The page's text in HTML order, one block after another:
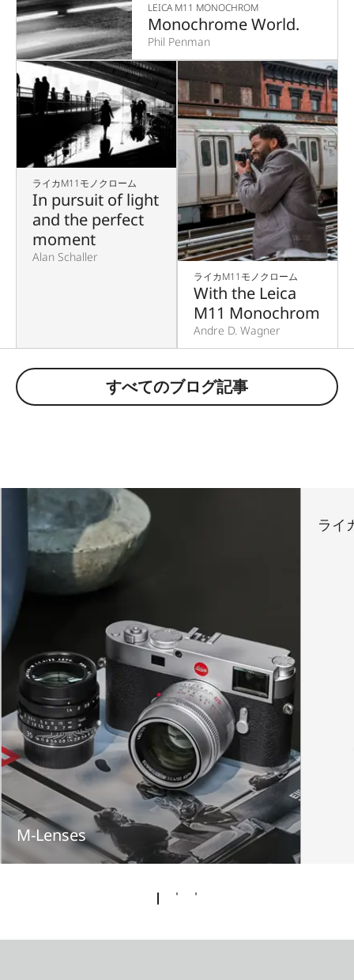
LEICA M11 MONOCHROM
Monochrome World.
Phil Penman
ライカM11モノクローム
In pursuit of light
and the perfect
moment
Alan Schaller
ライカM11モノクローム
With the Leica
M11 Monochrom
Andre D. Wagner
すべてのブログ記事
M-Lenses
ライ